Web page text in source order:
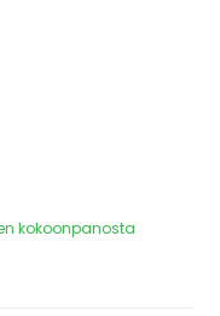
kokoonpanosta